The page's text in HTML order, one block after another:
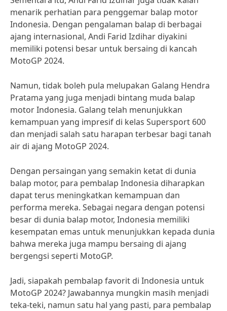
menarik perhatian para penggemar balap motor
Indonesia. Dengan pengalaman balap di berbagai
ajang internasional, Andi Farid Izdihar diyakini
memiliki potensi besar untuk bersaing di kancah
MotoGP 2024.
Namun, tidak boleh pula melupakan Galang Hendra
Pratama yang juga menjadi bintang muda balap
motor Indonesia. Galang telah menunjukkan
kemampuan yang impresif di kelas Supersport 600
dan menjadi salah satu harapan terbesar bagi tanah
air di ajang MotoGP 2024.
Dengan persaingan yang semakin ketat di dunia
balap motor, para pembalap Indonesia diharapkan
dapat terus meningkatkan kemampuan dan
performa mereka. Sebagai negara dengan potensi
besar di dunia balap motor, Indonesia memiliki
kesempatan emas untuk menunjukkan kepada dunia
bahwa mereka juga mampu bersaing di ajang
bergengsi seperti MotoGP.
Jadi, siapakah pembalap favorit di Indonesia untuk
MotoGP 2024? Jawabannya mungkin masih menjadi
teka-teki, namun satu hal yang pasti, para pembalap